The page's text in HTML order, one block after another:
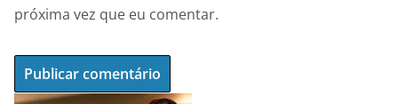
próxima vez que eu comentar.